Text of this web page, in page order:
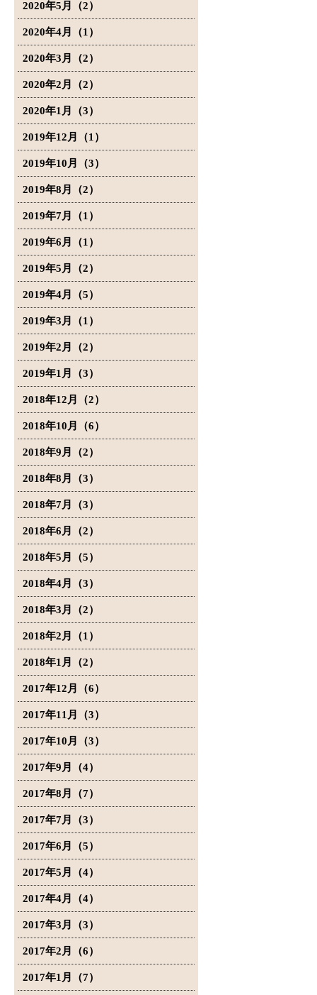
2020年5月（2）
2020年4月（1）
2020年3月（2）
2020年2月（2）
2020年1月（3）
2019年12月（1）
2019年10月（3）
2019年8月（2）
2019年7月（1）
2019年6月（1）
2019年5月（2）
2019年4月（5）
2019年3月（1）
2019年2月（2）
2019年1月（3）
2018年12月（2）
2018年10月（6）
2018年9月（2）
2018年8月（3）
2018年7月（3）
2018年6月（2）
2018年5月（5）
2018年4月（3）
2018年3月（2）
2018年2月（1）
2018年1月（2）
2017年12月（6）
2017年11月（3）
2017年10月（3）
2017年9月（4）
2017年8月（7）
2017年7月（3）
2017年6月（5）
2017年5月（4）
2017年4月（4）
2017年3月（3）
2017年2月（6）
2017年1月（7）